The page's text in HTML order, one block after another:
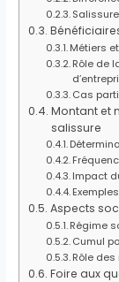
Métiers
Rôle de
Cas
Montant et
salissure
Impact
Aspects
Régime
Cumul
Rôle
Foire aux